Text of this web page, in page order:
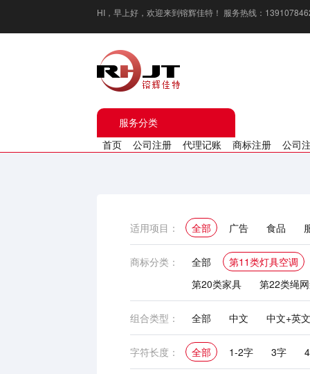
HI， 早上好 ，欢迎来到镕辉佳特！ 服务热线：
服务分类
首页
公司注册 代理记账 商标注册 公司
适用项目： 全部 广告 食品
厨房用具
新
商标分类：
全部
第11类灯具空调
第20类家具
第22类绳
组合类型：
全部 中文
中文+英文
英文
字符长度：
全部 1-2字 3字